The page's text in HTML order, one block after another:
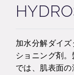
加水分解ダイ
ショニング剤
では、肌表面